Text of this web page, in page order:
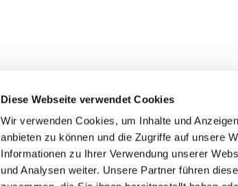
Diese Webseite verwendet Cookies
Wir verwenden Cookies, um Inhalte und
anbieten zu können und die Zugriffe auf unsere
Informationen zu Ihrer Verwendung unserer
und Analysen weiter. Unsere Partner führen